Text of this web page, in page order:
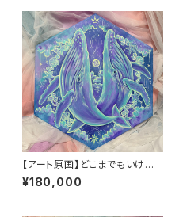
【アート原画】どこまでもいける
クジラ １点物 手描き アクリ
ル画 六角形
¥180,000